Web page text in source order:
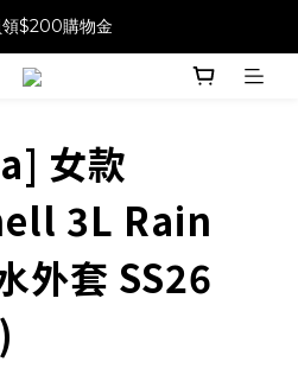
領$200購物金
女款
3L Rain
外套 SS26